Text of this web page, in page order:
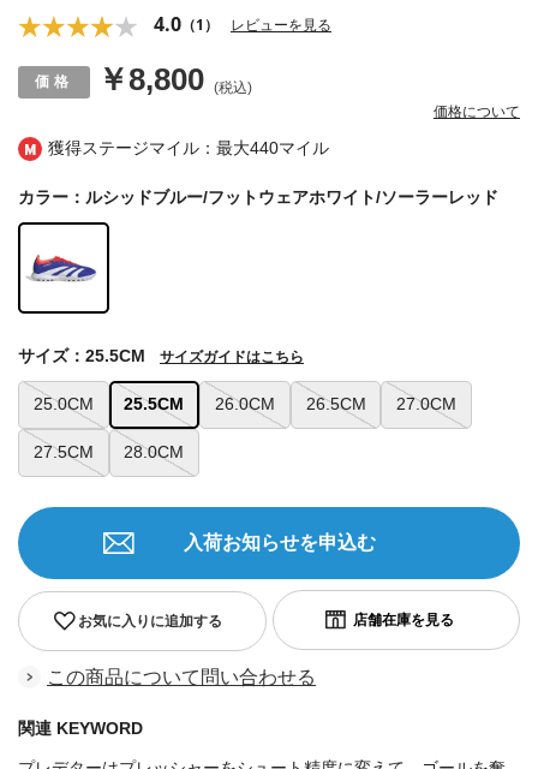
獲得ステージマイル：最大440マイル
4.0 （1） レビューを見る
￥8,800 (税込)
価格について
カラー：ルシッドブルー/フットウェアホワイト/ソーラーレッド
25.0CM 25.5CM 26.0CM 26.5CM 27.0CM
27.5CM 28.0CM
サイズ：25.5CM サイズガイドはこちら
お気に入りに追加する
入荷お知らせを申込む
この商品について問い合わせる
関連 KEYWORD